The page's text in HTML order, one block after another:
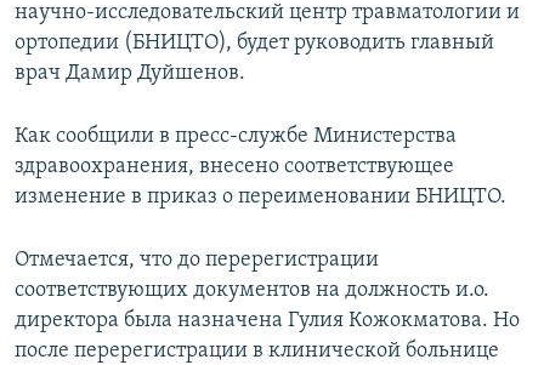
научно-исследовательский центр травматологии и
ортопедии (БНИЦТО), будет руководить главный
врач Дамир Дуйшенов.
Как сообщили в пресс-службе Министерства
здравоохранения, внесено соответствующее
изменение в приказ о переименовании БНИЦТО.
Отмечается, что до перерегистрации
соответствующих документов на должность и.о.
директора была назначена Гулия Кожокматова. Но
после перерегистрации в клинической больнице